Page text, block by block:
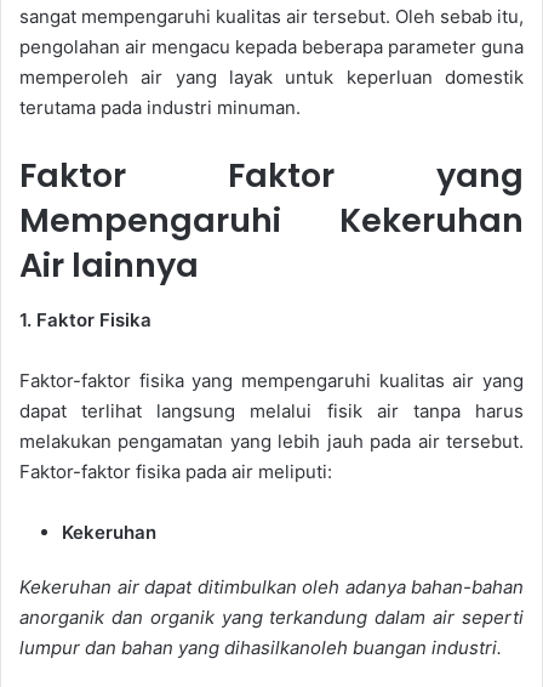
sangat mempengaruhi kualitas air tersebut. Oleh sebab itu,
pengolahan air mengacu kepada beberapa parameter guna
memperoleh air yang layak untuk keperluan domestik
terutama pada industri minuman.
Faktor Faktor yang
Mempengaruhi Kekeruhan
Air lainnya
1. Faktor Fisika
Faktor-faktor fisika yang mempengaruhi kualitas air yang
dapat terlihat langsung melalui fisik air tanpa harus
melakukan pengamatan yang lebih jauh pada air tersebut.
Faktor-faktor fisika pada air meliputi:
Kekeruhan
Kekeruhan air dapat ditimbulkan oleh adanya bahan-bahan
anorganik dan organik yang terkandung dalam air seperti
lumpur dan bahan yang dihasilkanoleh buangan industri.